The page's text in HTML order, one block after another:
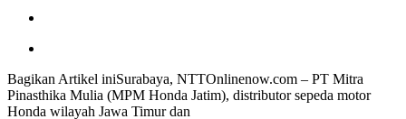
Bagikan Artikel iniSurabaya, NTTOnlinenow.com – PT Mitra
Pinasthika Mulia (MPM Honda Jatim), distributor sepeda motor
Honda wilayah Jawa Timur dan